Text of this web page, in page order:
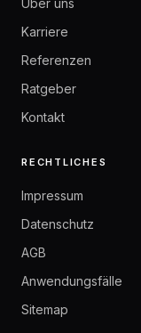
Über uns
Karriere
Referenzen
Ratgeber
Kontakt
RECHTLICHES
Impressum
Datenschutz
AGB
Anwendungsfälle
Sitemap